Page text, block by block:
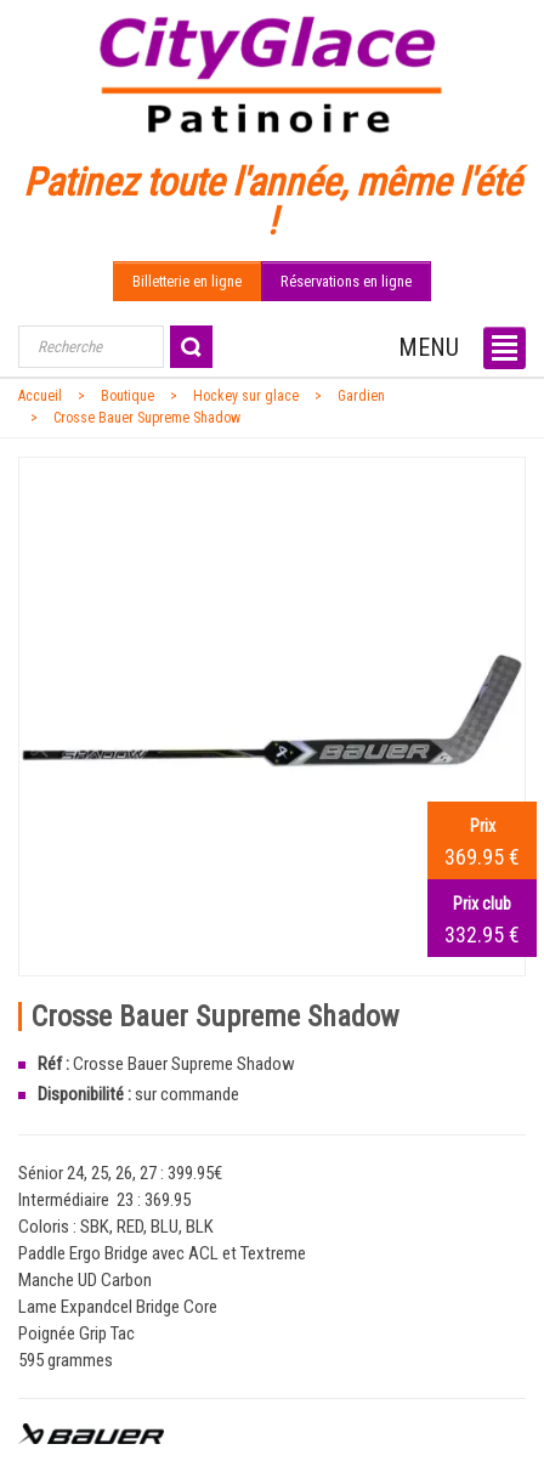
Patinez toute l'année, même l'été
!
Billetterie en ligne Réservations en ligne
MENU
Accueil Boutique Hockey sur glace
Gardien
Crosse Bauer Supreme Shadow
Prix
369.95 €
Prix club
332.95 €
Crosse Bauer Supreme Shadow
Réf :Crosse Bauer Supreme Shadow
Disponibilité :sur commande
Sénior 24, 25, 26, 27 : 399.95€
Intermédiaire 23 : 369.95
Coloris : SBK, RED, BLU, BLK
Paddle Ergo Bridge avec ACL et Textreme
Manche UD Carbon
Lame Expandcel Bridge Core
Poignée Grip Tac
595 grammes